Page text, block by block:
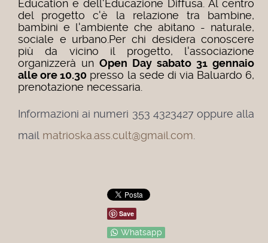
Education e dell'Educazione Diffusa. Al centro
del progetto c'è la relazione tra bambine,
bambini e l'ambiente che abitano - naturale,
sociale e urbano. Per chi desidera conoscere
più da vicino il progetto, l'associazione
organizzerà un Open Day sabato 31 gennaio
alle ore 10.30 presso la sede di via Baluardo 6,
prenotazione necessaria.
Informazioni ai numeri 353 4323427 oppure alla
mail matrioska.ass.cult@gmail.com
Save
Whatsapp